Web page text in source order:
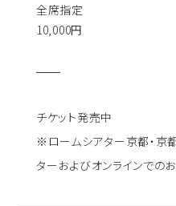
全席指定
10,000円
チケット発売中
※ロームシアター京都・京
ターおよびオンラインでの